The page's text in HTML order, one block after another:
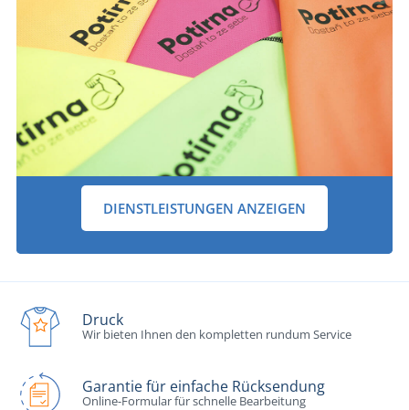
DIENSTLEISTUNGEN ANZEIGEN
Druck
Wir bieten Ihnen den kompletten rundum Service
Garantie für einfache Rücksendung
Online-Formular für schnelle Bearbeitung